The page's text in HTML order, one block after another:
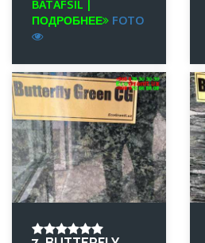
BATAFSIL |
ПОДРОБНЕЕ
FOTO